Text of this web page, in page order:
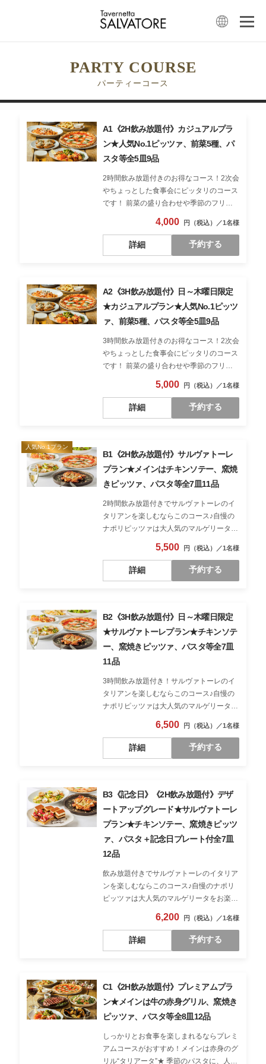
PARTY COURSE
パーティーコース
A1《2H飲み放題付》カジュアルプラ
ン★人気No.1ピッツァ、前菜5種、パ
スタ等全5皿9品
2時間飲み放題付きのお得なコース！2次会
やちょっとした食事会にピッタリのコース
です！ 前菜の盛り合わせや季節のフリッ
ピッツァとパスタもご用意♪
4,000
詳細 予約する
A2《3H飲み放題付》日～木曜日限定
★カジュアルプラン★人気No.1ピッツ
ァ、前菜5種、パスタ等全5皿9品
3時間飲み放題付きのお得なコース！2次会
やちょっとした食事会にピッタリのコース
です！ 前菜の盛り合わせや季節のフリッ
ピッツァとパスタもご用意♪
5,000
詳細 予約する
B1《2H飲み放題付》サルヴァトーレ
プラン★メインはチキンソテー、窯焼
きピッツァ、パスタ等全7皿11品
2時間飲み放題付きでサルヴァトーレのイ
タリアンを楽しむならこのコース♪自慢の
ナポリピッツァは大人気のマルゲリータを
ラダや削りたてチーズのかかったフライド
ポテトに季節のペペロンチーノ、メインは
5,500
詳細 予約する
B2《3H飲み放題付》日～木曜日限定
★サルヴァトーレプラン★チキンソテ
ー、窯焼きピッツァ、パスタ等全7皿
11品
3時間飲み放題付き！サルヴァトーレのイ
タリアンを楽しむならこのコース♪自慢の
ナポリピッツァは大人気のマルゲリータを
ラダや削りたてチーズのかかったフライド
ポテトに季節のペペロンチーノ、メインは
6,500
詳細 予約する
B3《記念日》《2H飲み放題付》デザ
ートアップグレード★サルヴァトーレ
プラン★チキンソテー、窯焼きピッツ
ァ、パスタ＋記念日プレート付全7皿
12品
飲み放題付きでサルヴァトーレのイタリア
ンを楽しむならこのコース♪自慢のナポリ
ピッツァは大人気のマルゲリータをお楽し
削りたてチーズのかかったフライドポテト
に季節のペペロンチーノ、メインはガーリ
♪大切な友人と心置きなく楽しいひととき
を過ごして。
6,200
詳細 予約する
C1《2H飲み放題付》プレミアムプラ
ン★メインは牛の赤身グリル、窯焼き
ピッツァ、パスタ等全8皿12品
しっかりとお食事を楽しまれるならプレミ
アムコースがおすすめ！メインは赤身のグ
リル“タリアータ”★ 季節のパスタに、人気